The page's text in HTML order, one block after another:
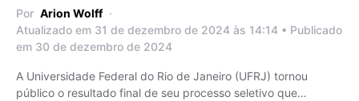
Por Arion Wolff
Atualizado em 31 de dezembro de 2024 às 14:14 • Publicado
em 30 de dezembro de 2024
A Universidade Federal do Rio de Janeiro (UFRJ) tornou
público o resultado final de seu processo seletivo que…